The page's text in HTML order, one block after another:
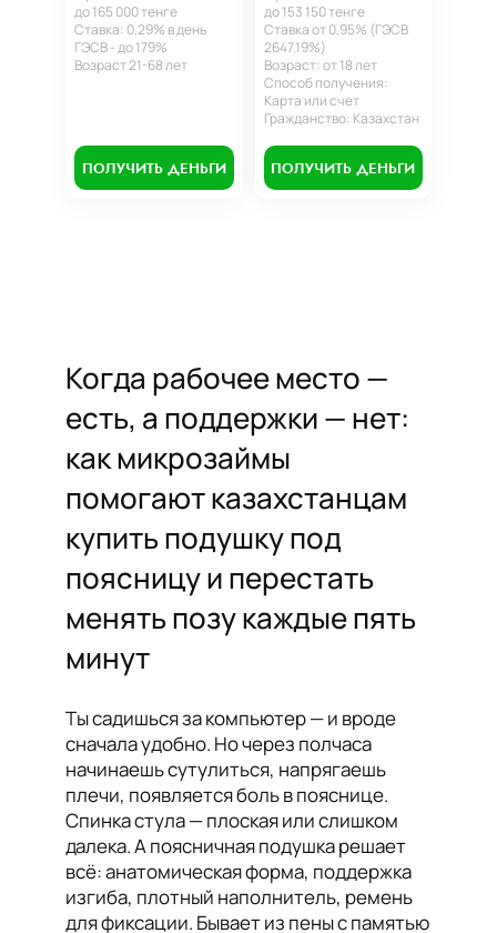
до 165 000 тенге
Ставка: 0,29% в день
ГЭСВ - до 179%
Возраст 21-68 лет
ПОЛУЧИТЬ ДЕНЬГИ
до 153 150 тенге
Ставка от 0,95% (ГЭСВ
2647.19%)
Возраст: от 18 лет
Способ получения:
Карта или счет
Гражданство: Казахстан
ПОЛУЧИТЬ ДЕНЬГИ
Когда рабочее место —
есть, а поддержки — нет:
как микрозаймы
помогают казахстанцам
купить подушку под
поясницу и перестать
менять позу каждые пять
минут
Ты садишься за компьютер — и вроде
сначала удобно. Но через полчаса
начинаешь сутулиться, напрягаешь
плечи, появляется боль в пояснице.
Спинка стула — плоская или слишком
далека. А поясничная подушка решает
всё: анатомическая форма, поддержка
изгиба, плотный наполнитель, ремень
для фиксации. Бывает из пены с памятью